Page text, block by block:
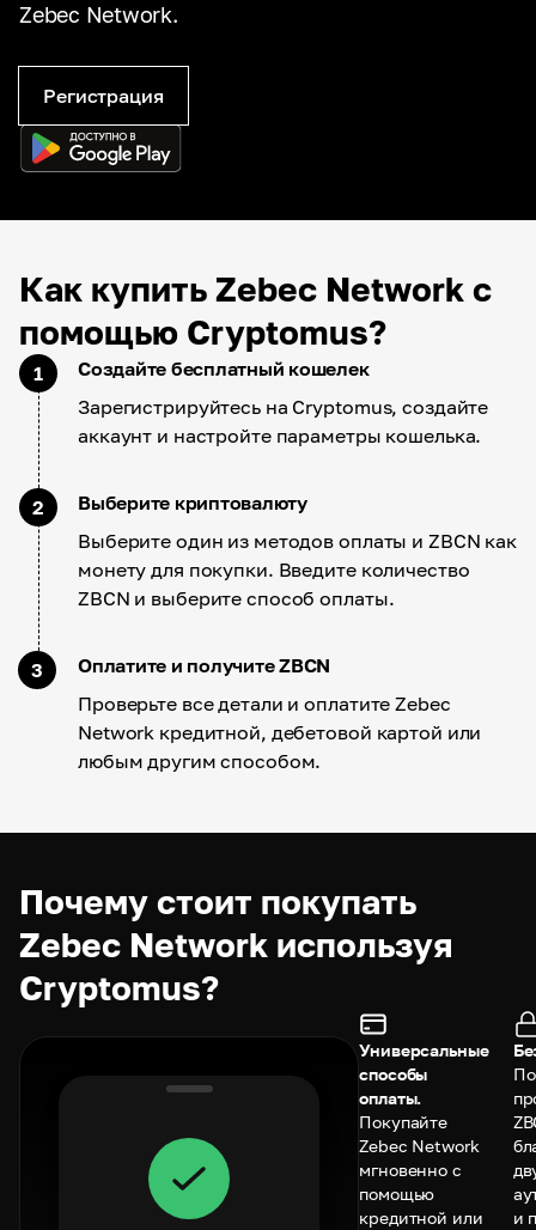
Zebec Network.
Регистрация
Как купить Zebec Network с
помощью Cryptomus?
1
Создайте бесплатный кошелек
Зарегистрируйтесь на Cryptomus, создайте
аккаунт и настройте параметры кошелька.
2
Выберите криптовалюту
Выберите один из методов оплаты и ZBCN как
монету для покупки. Введите количество
ZBCN и выберите способ оплаты.
3
Оплатите и получите ZBCN
Проверьте все детали и оплатите Zebec
Network кредитной, дебетовой картой или
любым другим способом.
Почему стоит покупать
Zebec Network используя
Cryptomus?
Универсальные
способы
оплаты.
Покупайте
Zebec Network
мгновенно с
помощью
кредитной или
и